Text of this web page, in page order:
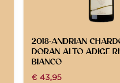
2018-ANDRIAN
DORAN ALTO ADIGE
BIANCO
€ 43,95